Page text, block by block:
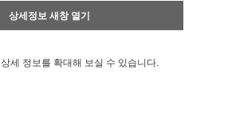
상세정보 새창 열기
상세 정보를 확대해 보실 수 있습니다.